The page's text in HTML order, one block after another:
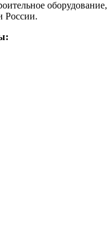
оборудование,
России.